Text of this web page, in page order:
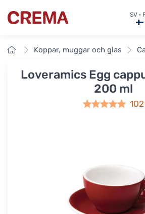
Crema SV ·
Framsidan
Koppar, muggar och glas
Loveramics Egg
200 ml
102